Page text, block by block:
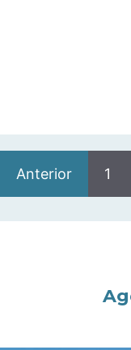
Anterior 1